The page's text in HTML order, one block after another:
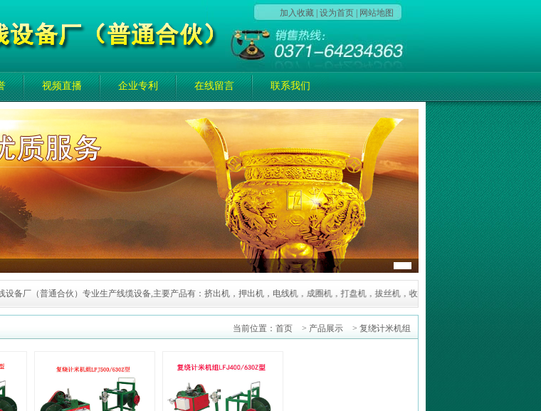
加入收藏 设为首页 网站地图
视频直播 企业专利 在线留言 联系我们
备厂（普通合伙）专业生产线缆设备,主要产品有：挤出机，押出机，电线机，成圈机，打盘机，拔丝机，收排线机，叉绞机，成缆机，束丝
当前位置： 首页 > 产品展示 > 复绕计米机组